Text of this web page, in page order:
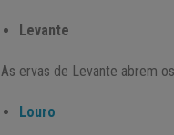
Levante
As ervas de Levante abrem
Louro